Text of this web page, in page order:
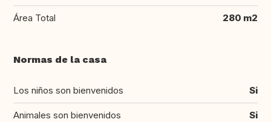
Área Total 280 m2
Normas de la casa
Los niños son bienvenidos Si
Animales son bienvenidos Si